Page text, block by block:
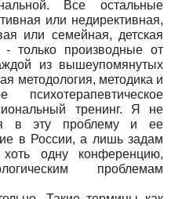
Все остальные
или недирективная,
или семейная, детская
- только производные от
из вышеупомянутых
методология, методика и
тренинг. Я не
в эту проблему и ее
в России, а лишь задам
одну конференцию,
проблемам